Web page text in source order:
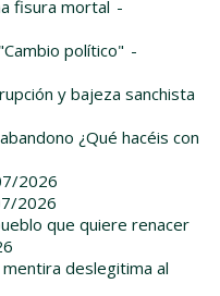
fisura mortal -
político" -
y bajeza sanchista
¿Qué hacéis con
2026
2026
que quiere renacer
deslegitima al